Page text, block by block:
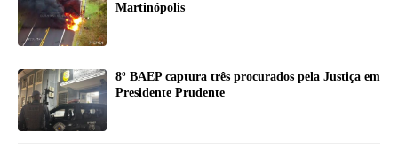
Martinópolis
8º BAEP captura três procurados pela Justiça em
Presidente Prudente